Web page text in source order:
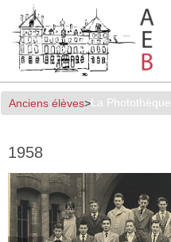
Anciens élèves La Photothèque
1958